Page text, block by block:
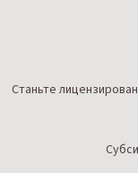
Станьте